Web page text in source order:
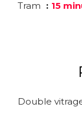
Tram
15
Double